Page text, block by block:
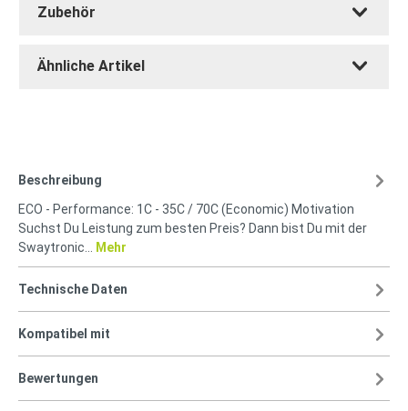
Zubehör
Ähnliche Artikel
Beschreibung
ECO - Performance: 1C - 35C / 70C (Economic) Motivation
Suchst Du Leistung zum besten Preis? Dann bist Du mit der
Swaytronic…
Mehr
Technische Daten
Kompatibel mit
Bewertungen